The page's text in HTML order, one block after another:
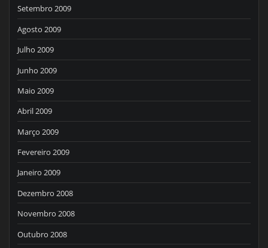
Setembro 2009
Agosto 2009
Julho 2009
Junho 2009
Maio 2009
Abril 2009
Março 2009
Fevereiro 2009
Janeiro 2009
Dezembro 2008
Novembro 2008
Outubro 2008